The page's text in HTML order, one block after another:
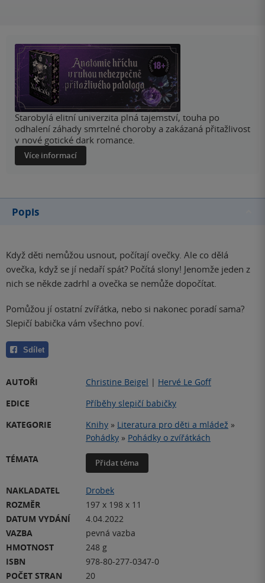
Starobylá elitní univerzita plná tajemství, touha po
odhalení záhady smrtelné choroby a zakázaná přitažlivost
v nové gotické dark romance.
Více informací
Popis
Když děti nemůžou usnout, počítají ovečky. Ale co dělá
ovečka, když se jí nedaří spát? Počítá slony! Jenomže jeden z
nich se někde zadrhl a ovečka se nemůže dopočítat.
Pomůžou jí ostatní zvířátka, nebo si nakonec poradí sama?
Slepičí babička vám všechno poví.
Sdílet
AUTOŘI Christine Beigel | Hervé Le Goff
EDICE
Příběhy slepičí babičky
KATEGORIE
Knihy » Literatura pro děti a mládež »
Pohádky » Pohádky o zvířátkách
TÉMATA
Přidat téma
NAKLADATEL
Drobek
ROZMĚR
197 x 198 x 11
DATUM VYDÁNÍ
4.04.2022
VAZBA
pevná vazba
HMOTNOST
248 g
ISBN
978-80-277-0347-0
POČET STRAN
20